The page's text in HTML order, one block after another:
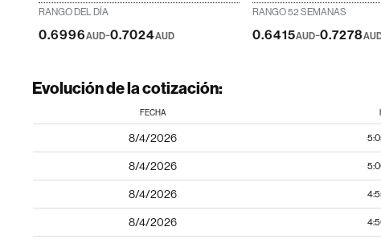
RANGO DEL DÍA
0.6996AUD-0.7024AUD
RANGO 52 SEMANAS
0.6415AUD-0.7278
Evolución de la cotización:
FECHA
8/4/2026
8/4/2026
8/4/2026
8/4/2026